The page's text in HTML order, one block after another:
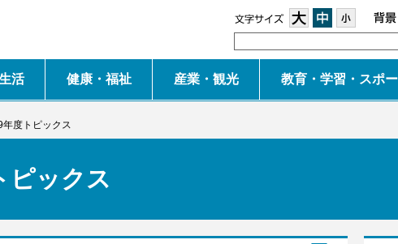
大 中
活 健康・福祉 産業・観光 教育・学習・スポ
年度トピックス
ピックス